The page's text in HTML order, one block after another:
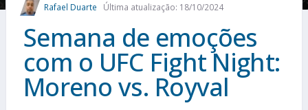
MAIS ESPORTES
Rafael Duarte Última atualização: 18/10/2024
Semana de emoções
com o UFC Fight Night:
Moreno vs. Royval